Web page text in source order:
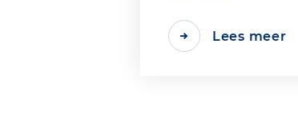
Lees meer